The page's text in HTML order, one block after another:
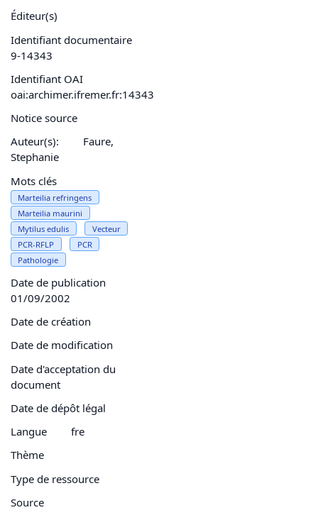
Éditeur(s)
Identifiant documentaire
9-14343
Identifiant OAI
oai:archimer.ifremer.fr:14343
Notice source
Auteur(s):
Faure,
Stephanie
Mots clés
Marteilia refringens
Marteilia maurini
Mytilus edulis
Vecteur
PCR-RFLP
PCR
Pathologie
Date de publication
01/09/2002
Date de création
Date de modification
Date d'acceptation du
document
Date de dépôt légal
Langue
fre
Thème
Type de ressource
Source